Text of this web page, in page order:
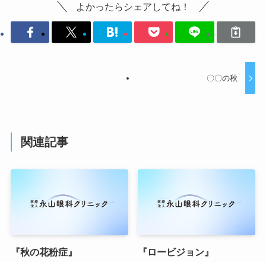
よかったらシェアしてね！
〇〇の秋
関連記事
『秋の花粉症』 『ロービジョン』